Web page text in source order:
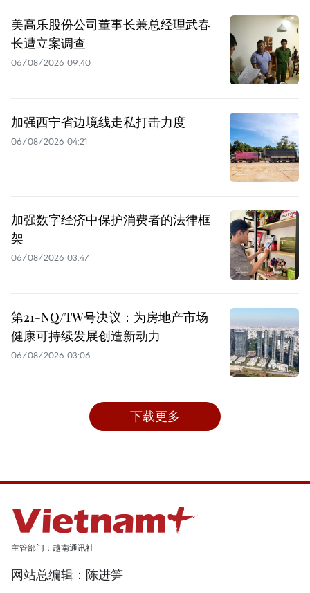
美高乐股份公司董事长兼总经理武春
长遭立案调查
06/08/2026 09:40
加强西宁省边境线走私打击力度
06/08/2026 04:21
加强数字经济中保护消费者的法律框
架
06/08/2026 03:47
第21-NQ/TW号决议：为房地产市场
健康可持续发展创造新动力
06/08/2026 03:06
下载更多
主管部门：越南通讯社
网站总编辑：陈进笋